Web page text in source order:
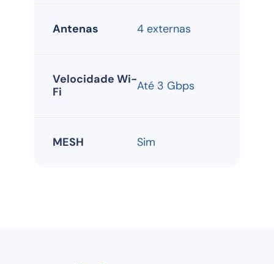
Antenas 4 externas
Velocidade Wi-
Fi
Até 3 Gbps
MESH Sim